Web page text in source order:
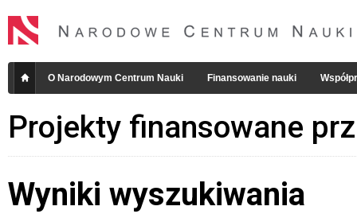
O Narodowym Centrum Nauki Finansowanie nauki
Projekty finansowane
Wyniki wyszukiwania